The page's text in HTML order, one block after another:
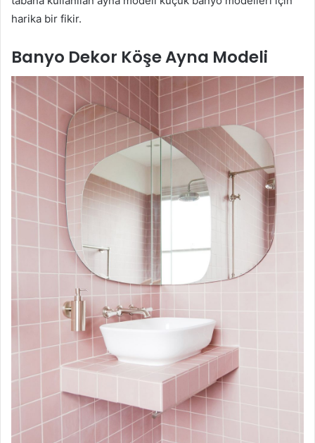
harika bir fikir.
Banyo Dekor Köşe Ayna Modeli